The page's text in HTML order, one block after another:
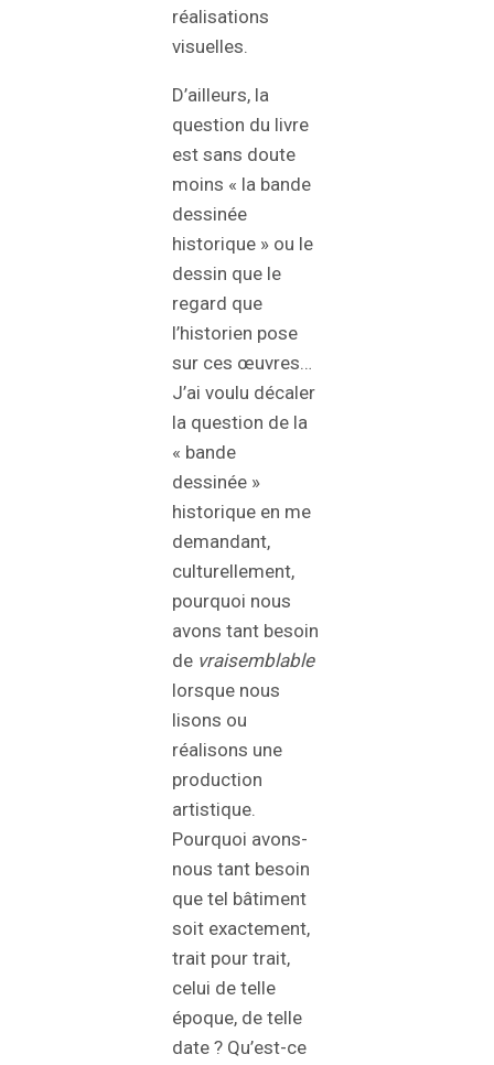
réalisations
visuelles.
D’ailleurs, la
question du livre
est sans doute
moins « la bande
dessinée
historique » ou le
dessin que le
regard que
l’historien pose
sur ces œuvres…
J’ai voulu décaler
la question de la
« bande
dessinée »
historique en me
demandant,
culturellement,
pourquoi nous
avons tant besoin
de vraisemblable
lorsque nous
lisons ou
réalisons une
production
artistique.
Pourquoi avons-
nous tant besoin
que tel bâtiment
soit exactement,
trait pour trait,
celui de telle
époque, de telle
date ? Qu’est-ce